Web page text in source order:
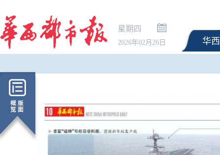
星期四
2026年02月26日 华
央救灾物资